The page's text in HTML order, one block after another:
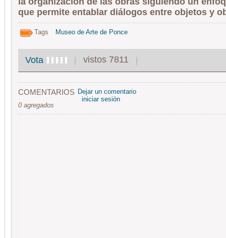
que permite entablar diálogos entre objetos y
Tags Museo de Arte de Ponce
Vota vistos 7811
COMENTARIOS
0 agregados
Dejar un comentario
iniciar sesión